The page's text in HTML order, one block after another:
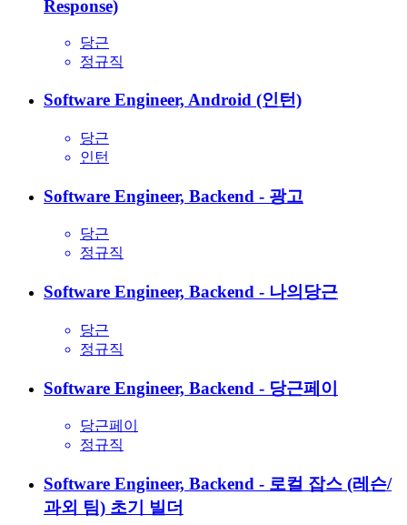
Response)
당근
정규직
Software Engineer, Android (인턴)
당근
인턴
Software Engineer, Backend - 광고
당근
정규직
Software Engineer, Backend - 나의당근
당근
정규직
Software Engineer, Backend - 당근페이
당근페이
정규직
Software Engineer, Backend - 로컬 잡스 (레슨/
과외 팀) 초기 빌더